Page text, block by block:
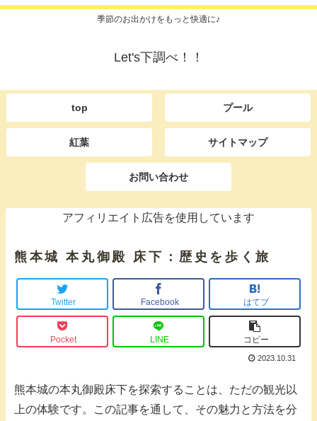
季節のお出かけをもっと快適に♪
Let's下調べ！！
top プール
紅葉 サイトマップ
お問い合わせ
アフィリエイト広告を使用しています
熊本城 本丸御殿 床下：歴史を歩く旅
Twitter Facebook はてブ
Pocket LINE コピー
2023.10.31
熊本城の本丸御殿床下を探索することは、ただの観光以
上の体験です。この記事を通して、その魅力と方法を分